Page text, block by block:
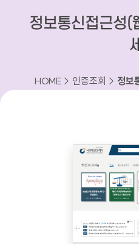
정보통신접근성(
세
HOME > 인증조회 > 정보